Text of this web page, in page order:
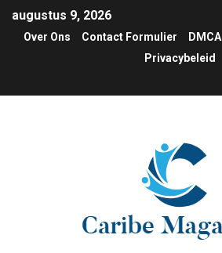
augustus 9, 2026
Over Ons Contact Formulier DMCA
Privacybeleid